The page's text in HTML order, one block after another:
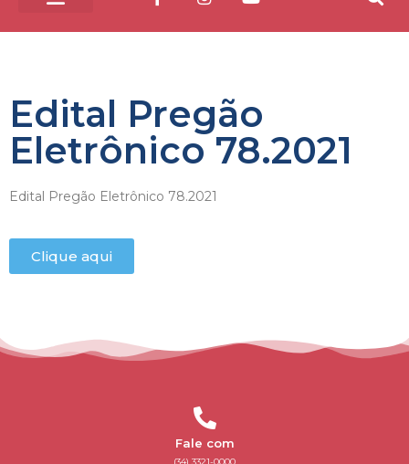
Edital Pregão
Eletrônico 78.2021
Edital Pregão Eletrônico 78.2021
Clique aqui
Fale com
(34) 3321-0000